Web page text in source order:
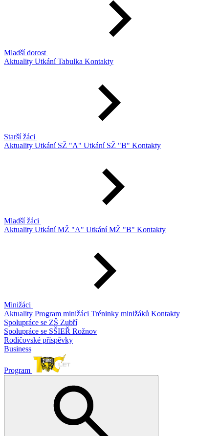
Mladší dorost
Aktuality UtkáníTabulka Kontakty
Starší žáci
Aktuality Utkání SŽ "A" Utkání SŽ "B" Kontakty
Mladší žáci
Aktuality Utkání MŽ "A" Utkání MŽ "B" Kontakty
Minižáci
Aktuality Program minižáci Tréninky minižáků Kontakty
Spolupráce se ZŠ Zubří
Spolupráce se SŠIEŘ Rožnov
Rodičovské příspěvky
Business
Program